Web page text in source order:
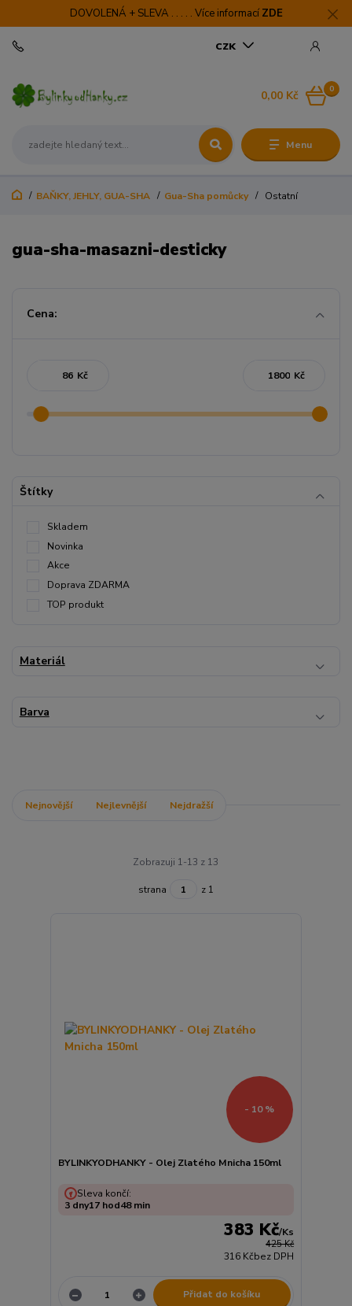
DOVOLENÁ + SLEVA . . . . . Více informací ZDE
Menu
CZK
0
0,00 Kč
BAŇKY, JEHLY, GUA-SHA Gua-Sha pomůcky Ostatní
gua-sha-masazni-desticky
Cena:
Kč Kč
Štítky
Skladem
Novinka
Akce
Doprava ZDARMA
TOP produkt
Materiál
Barva
Nejnovější Nejlevnější Nejdražší
Zobrazuji 1-13 z 13
strana z 1
- 10 %
BYLINKYODHANKY - Olej Zlatého Mnicha 150ml
425 Kč
383 Kč/Ks
316 Kčbez DPH
Sleva končí:
3 dny17 hod48min
Přidat do košíku